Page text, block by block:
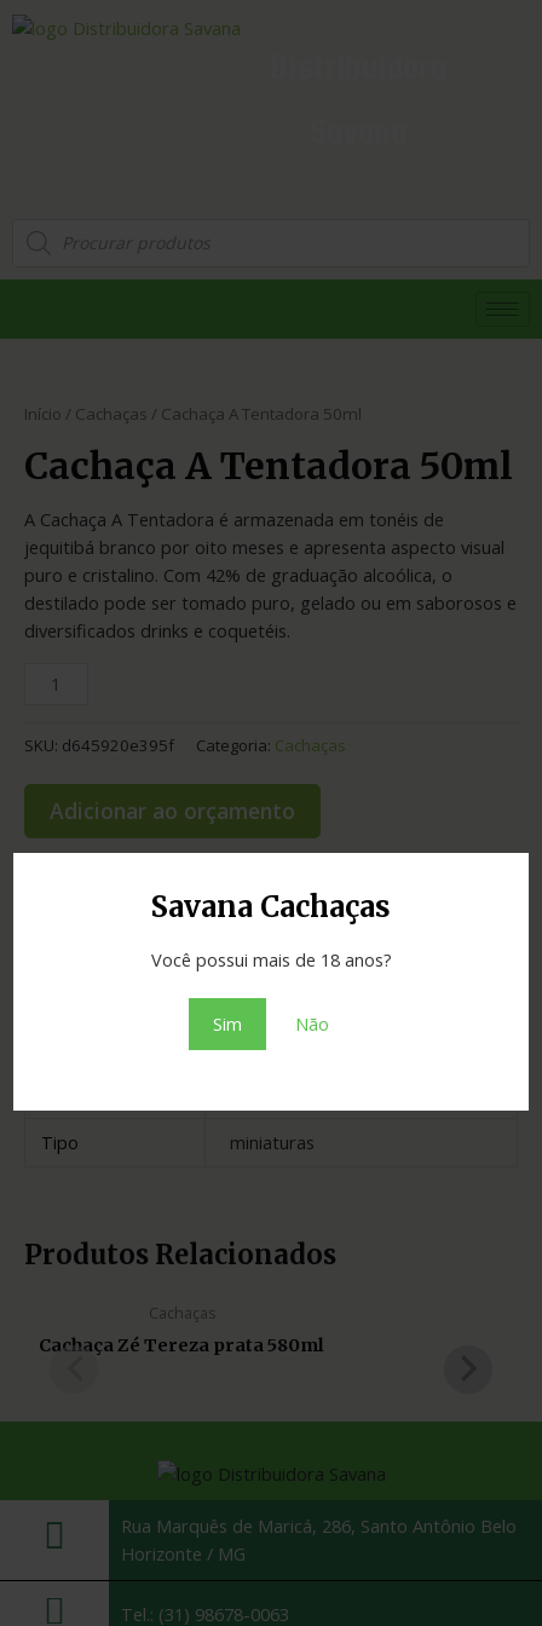
Savana Cachaças
Você possui mais de 18 anos?
Sim Não
Início / Cachaças / Cachaça A Tentadora 50ml
Cachaça A Tentadora 50ml
A Cachaça A Tentadora é armazenada em tonéis de
jequitibá branco por oito meses e apresenta aspecto visual
puro e cristalino. Com 42% de graduação alcoólica, o
destilado pode ser tomado puro, gelado ou em saborosos e
diversificados drinks e coquetéis.
SKU: d645920e395f Categoria: Cachaças
Adicionar ao orçamento
42.00
Ouro Preto
Tipo
miniaturas
Produtos Relacionados
Cachaças
Cachaça Zé Tereza prata 580ml
Rua Marquês de Maricá, 286, Santo Antônio Belo
Horizonte / MG
Tel.: (31) 98678-0063